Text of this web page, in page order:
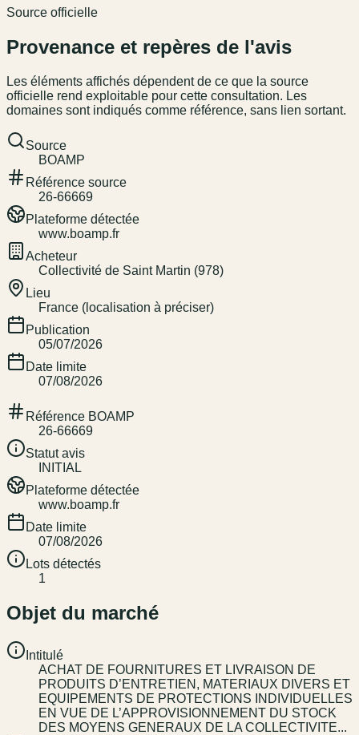
Source officielle
Provenance et repères de l'avis
Les éléments affichés dépendent de ce que la source
officielle rend exploitable pour cette consultation. Les
domaines sont indiqués comme référence, sans lien sortant.
Source
BOAMP
Référence source
26-66669
Plateforme détectée
www.boamp.fr
Acheteur
Collectivité de Saint Martin (978)
Lieu
France (localisation à préciser)
Publication
05/07/2026
Date limite
07/08/2026
Référence BOAMP
26-66669
Statut avis
INITIAL
Plateforme détectée
www.boamp.fr
Date limite
07/08/2026
Lots détectés
1
Objet du marché
Intitulé
ACHAT DE FOURNITURES ET LIVRAISON DE
PRODUITS D’ENTRETIEN, MATERIAUX DIVERS ET
EQUIPEMENTS DE PROTECTIONS INDIVIDUELLES
EN VUE DE L’APPROVISIONNEMENT DU STOCK
DES MOYENS GENERAUX DE LA COLLECTIVITE...